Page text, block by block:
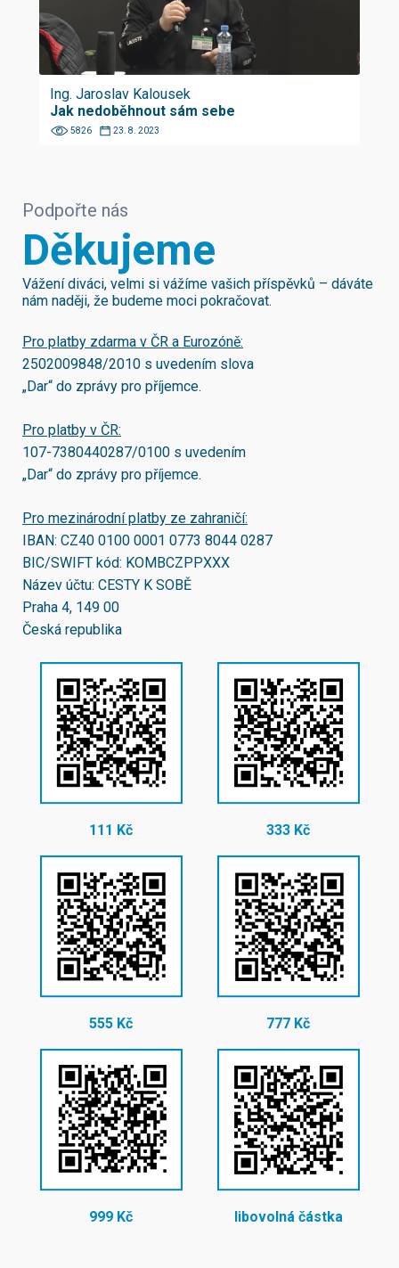
Ing. Jaroslav Kalousek
Jak nedoběhnout sám sebe
5826 23. 8. 2023
Podpořte nás
Děkujeme
Vážení diváci, velmi si vážíme vašich příspěvků – dáváte
nám naději, že budeme moci pokračovat.
Pro platby zdarma v ČR a Eurozóně:
2502009848/2010 s uvedením slova
„Dar“ do zprávy pro příjemce.
Pro platby v ČR:
107-7380440287/0100 s uvedením
„Dar“ do zprávy pro příjemce.
Pro mezinárodní platby ze zahraničí:
IBAN: CZ40 0100 0001 0773 8044 0287
BIC/SWIFT kód: KOMBCZPPXXX
Název účtu: CESTY K SOBĚ
Praha 4, 149 00
Česká republika
111 Kč 333 Kč
555 Kč 777 Kč
999 Kč libovolná částka